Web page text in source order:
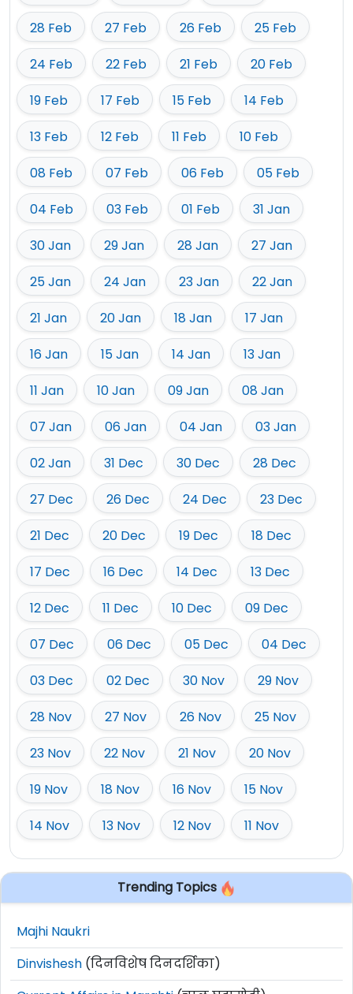
28 Feb
27 Feb 26 Feb
25 Feb
24 Feb
22 Feb 21 Feb
20 Feb
19 Feb
17 Feb 15 Feb
14 Feb
13 Feb
12 Feb 11 Feb
10 Feb
08 Feb
07 Feb 06 Feb
05 Feb
04 Feb
03 Feb 01 Feb
31 Jan
30 Jan
29 Jan 28 Jan
27 Jan
25 Jan
24 Jan 23 Jan
22 Jan
21 Jan
20 Jan 18 Jan
17 Jan
16 Jan
15 Jan 14 Jan
13 Jan
11 Jan
10 Jan 09 Jan
08 Jan
07 Jan
06 Jan 04 Jan
03 Jan
02 Jan
31 Dec 30 Dec
28 Dec
27 Dec
26 Dec 24 Dec
23 Dec
21 Dec
20 Dec 19 Dec
18 Dec
17 Dec
16 Dec 14 Dec
13 Dec
12 Dec
11 Dec 10 Dec
09 Dec
07 Dec
06 Dec 05 Dec
04 Dec
03 Dec
02 Dec 30 Nov
29 Nov
28 Nov
27 Nov 26 Nov
25 Nov
23 Nov
22 Nov 21 Nov
20 Nov
19 Nov
18 Nov 16 Nov
15 Nov
14 Nov
13 Nov 12 Nov 11 Nov
Trending Topics
Majhi Naukri
Dinvishesh (दिनविशेष दिनदर्शिका)